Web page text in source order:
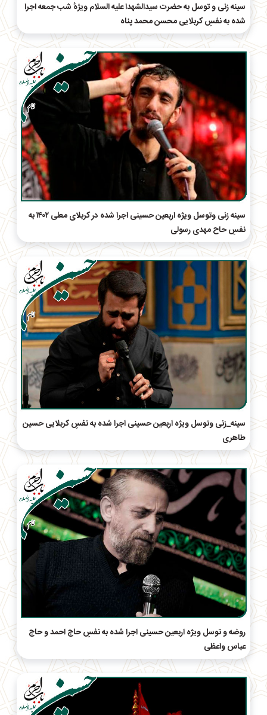
سینه زنی و توسل به حضرت سیدالشهدا علیه السلام ویژهٔ شب جمعه اجرا
شده به نفسِ کربلایی محسن محمد پناه
سینه زنی وتوسل ویژه اربعین حسینی اجرا شده در کربلای معلی ۱۴۰۲ به
نفسِ حاح مهدی رسولی
سینه_زنی وتوسل ویژه اربعین حسینی اجرا شده به نفسِ کربلایی حسین
طاهری
روضه و توسل ویژه اربعین حسینی اجرا شده به نفسِ حاج احمد و حاج
عباس واعظی